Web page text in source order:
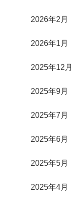
2026年2月
2026年1月
2025年12月
2025年9月
2025年7月
2025年6月
2025年5月
2025年4月